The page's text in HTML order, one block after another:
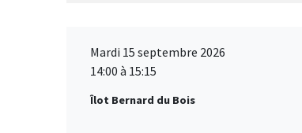
Mardi 15 septembre 2026
14:00 à 15:15
Îlot Bernard du Bois